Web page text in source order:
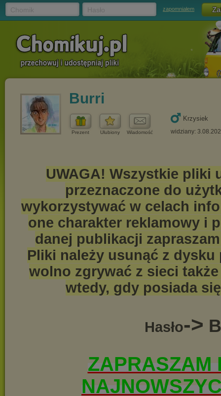
zapomniałem
Burri
Prezent Ulubiony Wiadomość
Krzysiek
widziany: